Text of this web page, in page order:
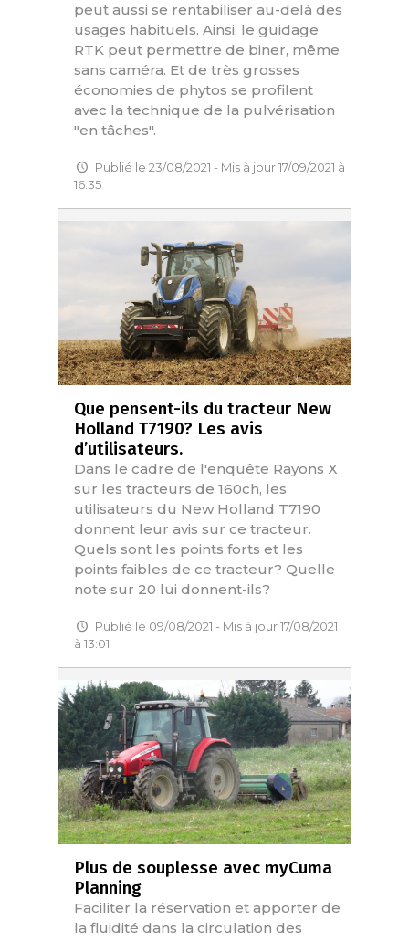
peut aussi se rentabiliser au-delà des
usages habituels. Ainsi, le guidage
RTK peut permettre de biner, même
sans caméra. Et de très grosses
économies de phytos se profilent
avec la technique de la pulvérisation
"en tâches".
Publié le 23/08/2021 - Mis à jour 17/09/2021 à
16:35
Que pensent-ils du tracteur New
Holland T7190? Les avis
d’utilisateurs.
Dans le cadre de l'enquête Rayons X
sur les tracteurs de 160ch, les
utilisateurs du New Holland T7190
donnent leur avis sur ce tracteur.
Quels sont les points forts et les
points faibles de ce tracteur? Quelle
note sur 20 lui donnent-ils?
Publié le 09/08/2021 - Mis à jour 17/08/2021
à 13:01
Plus de souplesse avec myCuma
Planning
Faciliter la réservation et apporter de
la fluidité dans la circulation des